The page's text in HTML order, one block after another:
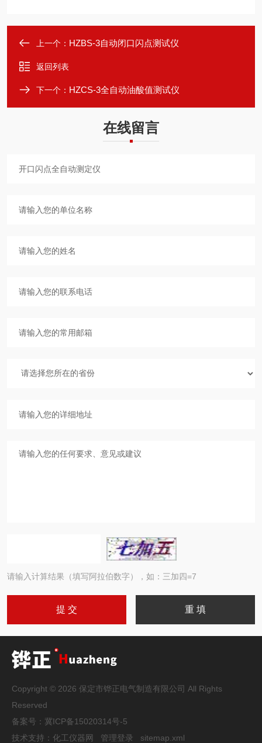
上一个： HZBS-3自动闭口闪点测试仪
返回列表
下一个： HZCS-3全自动油酸值测试仪
在线留言
请输入计算结果（填写阿拉伯数字），如：三加四=7
Copyright © 2026 保定市铧正电气制造有限公司 All Rights
Reserved
备案号： 冀ICP备15020314号-5
技术支持： 化工仪器网 管理登录 sitemap.xml